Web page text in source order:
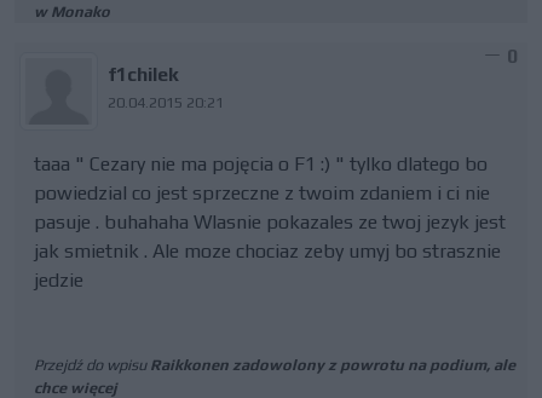
w Monako
f1chilek
20.04.2015 20:21
0
taaa " Cezary nie ma pojęcia o F1 :) " tylko dlatego bo
powiedzial co jest sprzeczne z twoim zdaniem i ci nie
pasuje . buhahaha Wlasnie pokazales ze twoj jezyk jest
jak smietnik . Ale moze chociaz zeby umyj bo strasznie
jedzie
Przejdź do wpisu Raikkonen zadowolony z powrotu na podium, ale
chce więcej